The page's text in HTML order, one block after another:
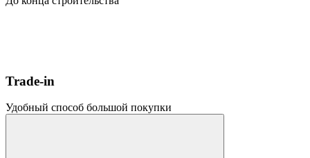
Trade-in
Удобный способ большой покупки